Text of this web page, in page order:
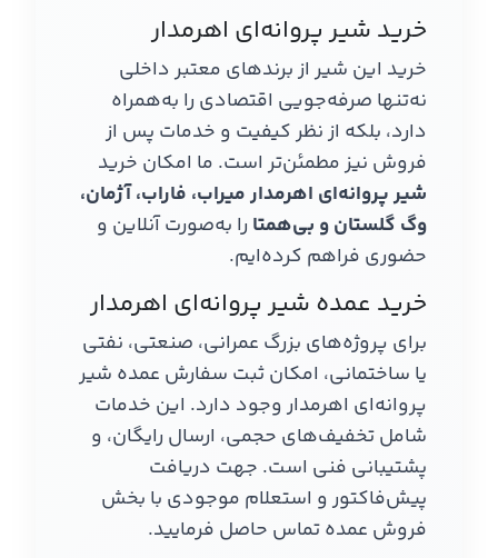
خرید شیر پروانه‌ای اهرمدار
خرید این شیر از برندهای معتبر داخلی
نه‌تنها صرفه‌جویی اقتصادی را به‌همراه
دارد، بلکه از نظر کیفیت و خدمات پس از
فروش نیز مطمئن‌تر است. ما امکان خرید
شیر پروانه‌ای اهرمدار میراب، فاراب، آژمان،
وگ گلستان و بی‌همتا را به‌صورت آنلاین و
حضوری فراهم کرده‌ایم.
خرید عمده شیر پروانه‌ای اهرمدار
برای پروژه‌های بزرگ عمرانی، صنعتی، نفتی
یا ساختمانی، امکان ثبت سفارش عمده شیر
پروانه‌ای اهرمدار وجود دارد. این خدمات
شامل تخفیف‌های حجمی، ارسال رایگان، و
پشتیبانی فنی است. جهت دریافت
پیش‌فاکتور و استعلام موجودی با بخش
فروش عمده تماس حاصل فرمایید.